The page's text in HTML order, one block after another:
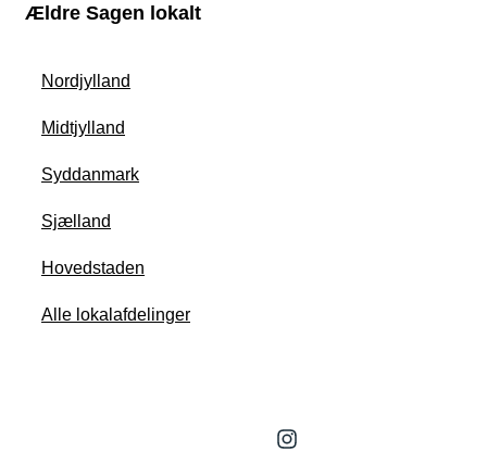
Ældre Sagen lokalt
Nordjylland
Midtjylland
Syddanmark
Sjælland
Hovedstaden
Alle lokalafdelinger